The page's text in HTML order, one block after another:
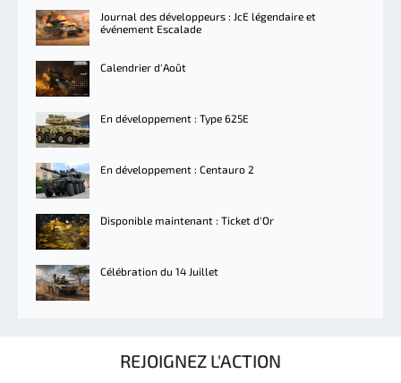
Journal des développeurs : JcE légendaire et
événement Escalade
Calendrier d'Août
En développement : Type 625E
En développement : Centauro 2
Disponible maintenant : Ticket d'Or
Célébration du 14 Juillet
REJOIGNEZ L'ACTION